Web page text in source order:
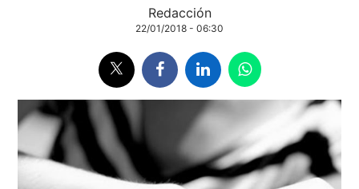
Redacción
22/01/2018 - 06:30